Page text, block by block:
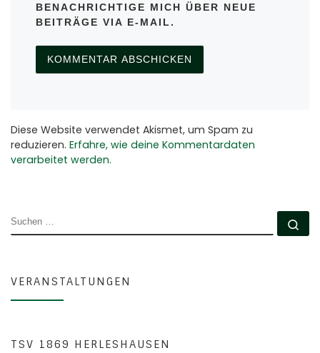
BENACHRICHTIGE MICH ÜBER NEUE
BEITRÄGE VIA E-MAIL.
Diese Website verwendet Akismet, um Spam zu
reduzieren. Erfahre, wie deine Kommentardaten
verarbeitet werden.
SUCHE
VERANSTALTUNGEN
TSV 1869 HERLESHAUSEN